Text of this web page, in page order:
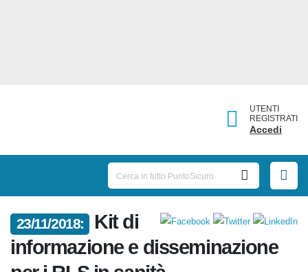
UTENTI
REGISTRATI
Accedi
23/11/2018:
Kit di
informazione e disseminazione